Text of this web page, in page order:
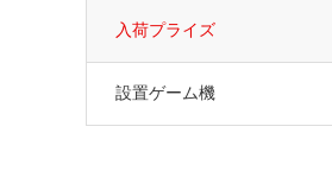
入荷プライズ
設置ゲーム機